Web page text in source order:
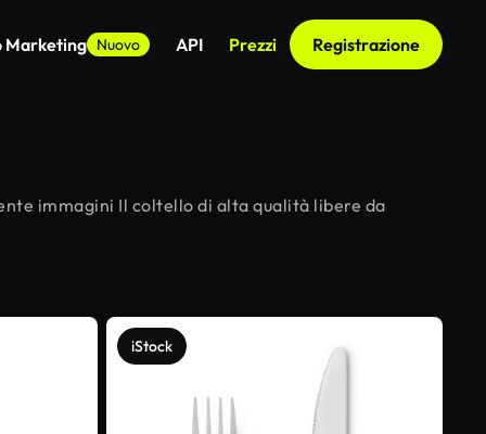
Marketing Nuovo API Prezzi Registrazione
immagini Il coltello di alta qualità libere da
iStock